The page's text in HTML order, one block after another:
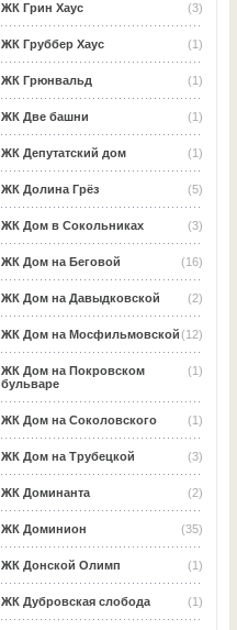
(3)
ЖК Грин Хаус
(1)
ЖК Груббер Хаус
(1)
ЖК Грюнвальд
(1)
ЖК Две башни
(1)
ЖК Депутатский дом
(5)
ЖК Долина Грёз
(3)
ЖК Дом в Сокольниках
(16)
ЖК Дом на Беговой
(2)
ЖК Дом на Давыдковской
(12)
ЖК Дом на Мосфильмовской
(1)
ЖК Дом на Покровском
бульваре
(1)
ЖК Дом на Соколовского
(3)
ЖК Дом на Трубецкой
(2)
ЖК Доминанта
(35)
ЖК Доминион
(1)
ЖК Донской Олимп
(1)
ЖК Дубровская слобода